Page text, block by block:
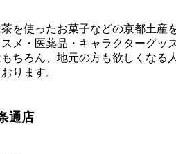
を使ったお菓子などの京都土産
メ・医薬品・キャラクターグッ
ちろん、地元の方も欲しくなる
ります。
通店